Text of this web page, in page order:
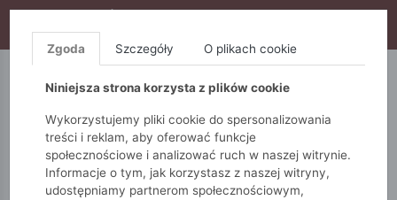
S10), DODATKOWE 15% ZA 3SZT (KOD: S15)
5.10.15. QUIOSQUE
Zgoda Szczegóły O plikach cookie
Niniejsza strona korzysta z plików cookie
Wykorzystujemy pliki cookie do spersonalizowania
treści i reklam, aby oferować funkcje
społecznościowe i analizować ruch w naszej witrynie.
Informacje o tym, jak korzystasz z naszej witryny,
udostępniamy partnerom społecznościowym,